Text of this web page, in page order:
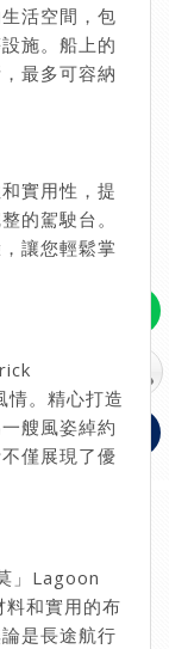
活空間，包
施。船上的
最多可容納
實用性，提
的駕駛台。
讓您輕鬆掌
。精心打造
艘風姿綽約
僅展現了優
」Lagoon
和實用的布
是長途航行